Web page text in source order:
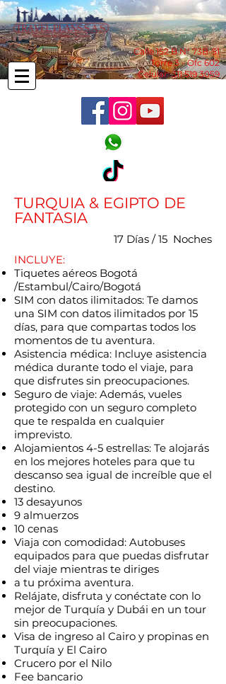
Calle 152 B N° 73B-51
Torre 3 - Ofc 602
Celular:311 519 3059
TURQUIA & EGIPTO DE
FANTASIA
17 Días / 15 Noches
INCLUYE:
Tiquetes aéreos Bogotá
/Estambul/Cairo/Bogotá
SIM con datos ilimitados: Te damos
una SIM con datos ilimitados por 15
días, para que compartas todos los
momentos de tu aventura.
Asistencia médica: Incluye asistencia
médica durante todo el viaje, para
que disfrutes sin preocupaciones.
Seguro de viaje: Además, vueles
protegido con un seguro completo
que te respalda en cualquier
imprevisto.
Alojamientos 4-5 estrellas: Te alojarás
en los mejores hoteles para que tu
descanso sea igual de increíble que el
destino.
13 desayunos
9 almuerzos
10 cenas
Viaja con comodidad: Autobuses
equipados para que puedas disfrutar
del viaje mientras te diriges
a tu próxima aventura.
Relájate, disfruta y conéctate con lo
mejor de Turquía y Dubái en un tour
sin preocupaciones.
Visa de ingreso al Cairo y propinas en
Turquía y El Cairo
Crucero por el Nilo
Fee bancario